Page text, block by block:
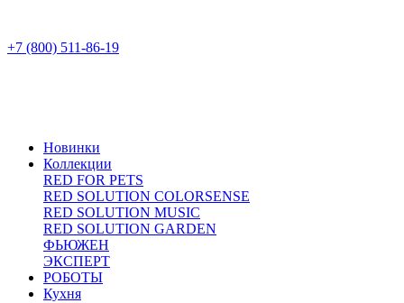
+7 (800) 511-86-19
Новинки
Коллекции
RED FOR PETS
RED SOLUTION COLORSENSE
RED SOLUTION MUSIC
RED SOLUTION GARDEN
ФЬЮЖЕН
ЭКСПЕРТ
РОБОТЫ
Кухня